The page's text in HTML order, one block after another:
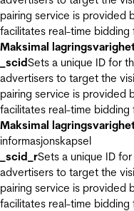
pairing service is provided
facilitates real-time bidding
Maksimal
_scidSets a unique ID for
advertisers to target the
pairing service is provided
facilitates real-time bidding
Maksimal
informasjonskapsel
_scid_rSets a unique ID
advertisers to target the
pairing service is provided
facilitates real-time bidding